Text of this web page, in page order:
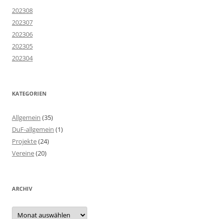
202308
202307
202306
202305
202304
KATEGORIEN
Allgemein (35)
DuF-allgemein (1)
Projekte(24)
Vereine(20)
ARCHIV
Archiv